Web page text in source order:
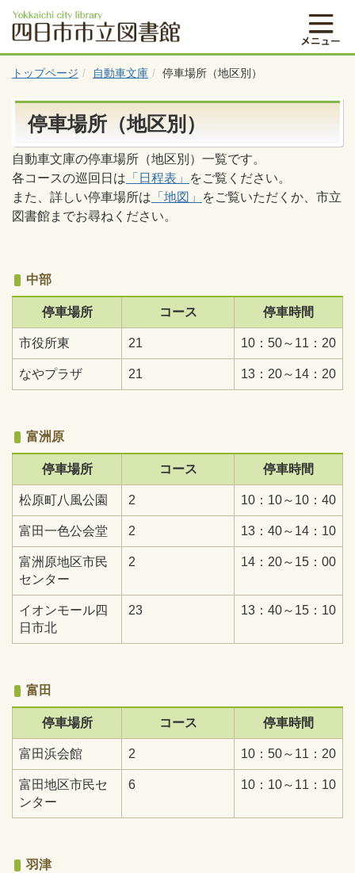
トップページ 自動車文庫 停車場所（地区別）
停車場所（地区別）
自動車文庫の停車場所（地区別）一覧です。
各コースの巡回日は 「日程表」
をご覧ください。
また、詳しい停車場所は 「地図」
をご覧いただくか、市立
図書館までお尋ねください。
中部
停車場所 コース 停車時間
市役所東 21 10：50～11：20
なやプラザ 21 13：20～14：20
富洲原
停車場所 コース 停車時間
松原町八風公園 2 10：10～10：40
富田一色公会堂 2 13：40～14：10
富洲原地区市民
センター
2 14：20～15：00
イオンモール四
日市北
23 13：40～15：10
富田
停車場所 コース 停車時間
富田浜会館 2 10：50～11：20
富田地区市民セ
ンター
6 10：10～11：10
羽津